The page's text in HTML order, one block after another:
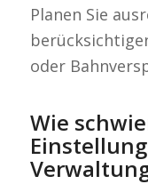
Planen Sie
oder
Wie